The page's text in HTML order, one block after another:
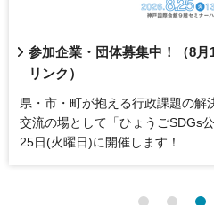
参加企業・団体募集中！（8
リンク）
県・市・町が抱える行政課題の解
交流の場として「ひょうごSDGs
25日(火曜日)に開催します！